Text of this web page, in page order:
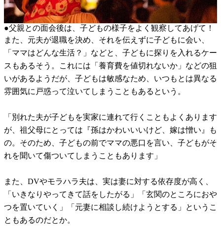
●父親との面会後は、子どもの様子をよく観察してあげて！
また、元夫が退職を決め、それを伝えずに子どもに会い、
「ママはどんな生活？」などと、子どもに探りを入れるケー
スもあるそう。これには「養育費を値切れないか」などの狙
いがあるようだが、子どもは敏感なため、いつもとは異なる
雰囲気に戸惑って泣いてしまうこともあるという。
「別れた夫が子どもを実家に連れて行くこともよくあります
が、祖父母にとっては『孫はかわいいいけど、嫁は憎い』も
の。そのため、子どもの前でママの悪口を言い、子どもがそ
れを聞いて傷ついてしまうこともあります」
また、DVやモラハラ夫は、実は妻に対する依存度が高く、
「いきなりやってきて話をしたがる」「玄関のところにおや
つを置いていく」「元妻に相談し続けようとする」というこ
ともあるのだとか。